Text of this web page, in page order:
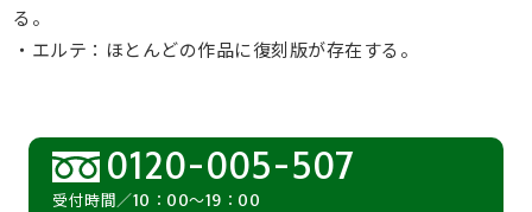
る。
・エルテ：ほとんどの作品に復刻版が存在する。
0120-005-507
受付時間／10：00～19：00